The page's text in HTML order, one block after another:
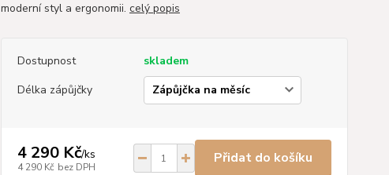
moderní styl a ergonomii. celý popis
Dostupnost
skladem
Délka zápůjčky
4 290 Kč/ks
4 290 Kč bez DPH
Přidat do košíku